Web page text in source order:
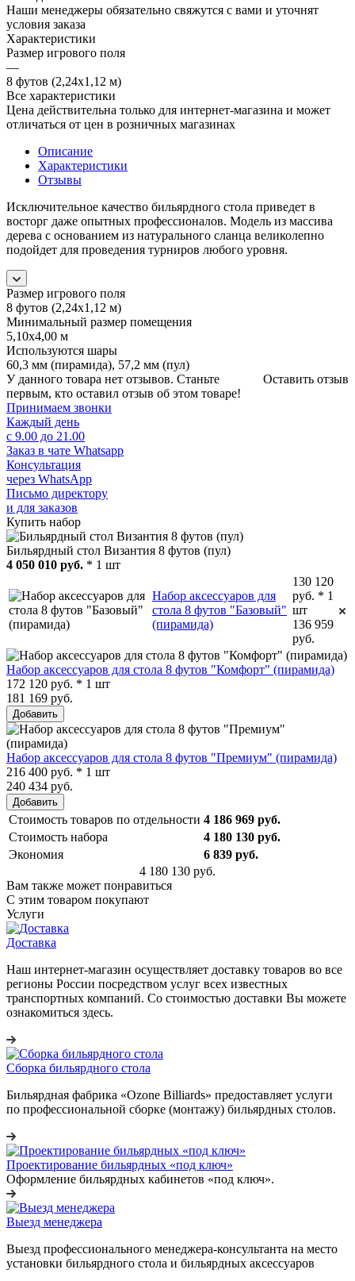
Наши менеджеры обязательно свяжутся с вами и уточнят
условия заказа
Характеристики
Размер игрового поля
—
8 футов (2,24х1,12 м)
Все характеристики
Цена действительна только для интернет-магазина и может
отличаться от цен в розничных магазинах
Описание
Характеристики
Отзывы
Исключительное качество бильярдного стола приведет в
восторг даже опытных профессионалов. Модель из массива
дерева с основанием из натурального сланца великолепно
подойдет для проведения турниров любого уровня.
Размер игрового поля
8 футов (2,24х1,12 м)
Минимальный размер помещения
5,10х4,00 м
Используются шары
60,3 мм (пирамида), 57,2 мм (пул)
Оставить отзыв
У данного товара нет отзывов. Станьте
первым, кто оставил отзыв об этом товаре!
Принимаем звонки
Каждый день
с 9.00 до 21.00
Заказ в чате Whatsapp
Консультация
через WhatsApp
Письмо директору
и для заказов
Купить набор
Бильярдный стол Византия 8 футов (пул)
4 050 010 руб. * 1 шт
Набор аксессуаров для
стола 8 футов "Базовый"
(пирамида)
130 120
руб. * 1
шт
136 959
руб.
Набор аксессуаров для стола 8 футов "Комфорт" (пирамида)
172 120 руб. * 1 шт
181 169 руб.
Добавить
Набор аксессуаров для стола 8 футов "Премиум" (пирамида)
216 400 руб. * 1 шт
240 434 руб.
Добавить
Стоимость товаров по отдельности 4 186 969 руб.
Стоимость набора
4 180 130 руб.
Экономия
6 839 руб.
4 180 130 руб.
Вам также может понравиться
С этим товаром покупают
Услуги
Доставка
Наш интернет-магазин осуществляет доставку товаров во все
регионы России посредством услуг всех известных
транспортных компаний. Со стоимостью доставки Вы можете
ознакомиться здесь.
Сборка бильярдного стола
Бильярдная фабрика «Ozone Billiards» предоставляет услуги
по профессиональной сборке (монтажу) бильярдных столов.
Проектирование бильярдных «под ключ»
Оформление бильярдных кабинетов «под ключ».
Выезд менеджера
Выезд профессионального менеджера-консультанта на место
установки бильярдного стола и бильярдных аксессуаров